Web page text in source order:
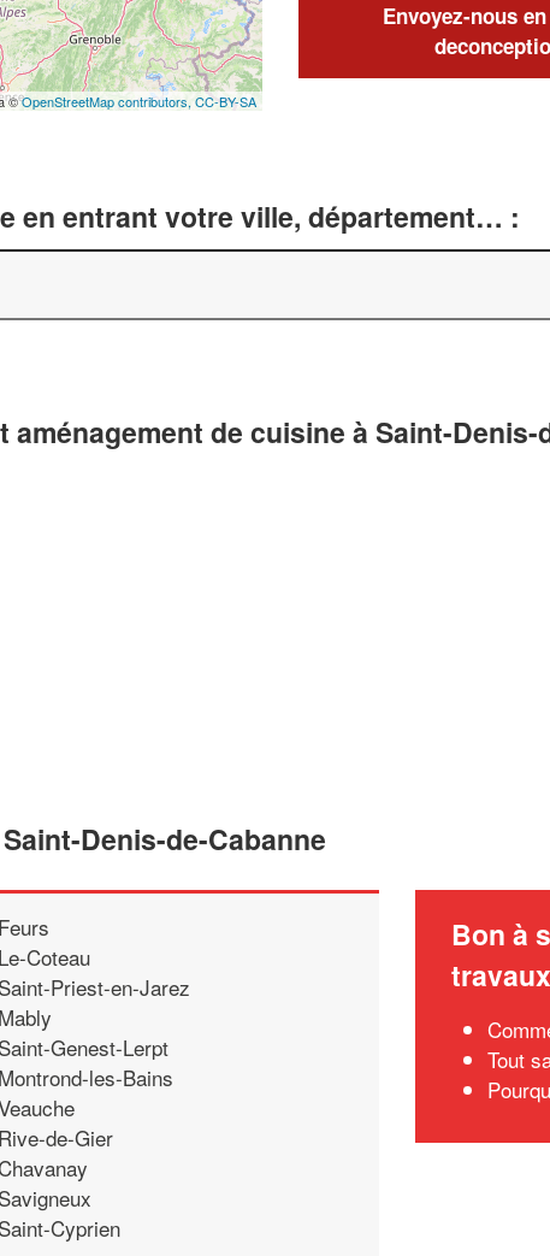
©OpenStreetMap contributors, CC-BY-SA
Envoyez-nous
en entrant votre ville, département… :
de cuisine à Saint-Denis-
Denis-de-Cabanne
Feurs
Le-Coteau
Saint-Priest-en-Jarez
Mably
Saint-Genest-Lerpt
Montrond-les-Bains
Rive-de-Gier
Savigneux
Saint-Cyprien
Bon à
travaux
Tout